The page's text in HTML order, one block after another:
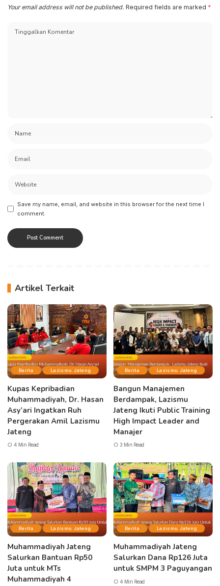
Your email address will not be published. Required fields are marked *
Save my name, email, and website in this browser for the next time I
comment.
Artikel Terkait
Berita Lazismu Jateng
Kupas Kepribadian
Muhammadiyah, Dr. Hasan
Asy’ari Ingatkan Ruh
Pergerakan Amil Lazismu
Jateng
4 Min Read
Berita Lazismu Jateng
Bangun Manajemen
Berdampak, Lazismu
Jateng Ikuti Public Training
High Impact Leader and
Manajer
3 Min Read
Berita Lazismu Jateng
Muhammadiyah Jateng
Salurkan Bantuan Rp50
Juta untuk MTs
Muhammadiyah 4
Berita Lazismu Jateng
Muhammadiyah Jateng
Salurkan Dana Rp126 Juta
untuk SMPM 3 Paguyangan
4 Min Read